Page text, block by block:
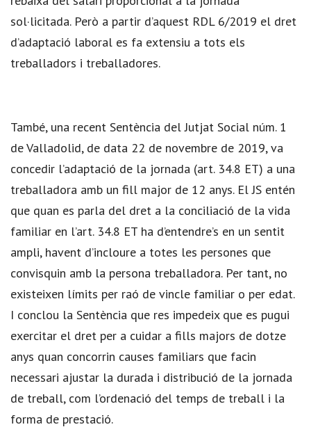
sol·licitada. Però a partir d’aquest RDL 6/2019 el dret
d’adaptació laboral es fa extensiu a tots els
treballadors i treballadores.
També, una recent Sentència del Jutjat Social núm. 1
de Valladolid, de data 22 de novembre de 2019, va
concedir l’adaptació de la jornada (art. 34.8 ET) a una
treballadora amb un fill major de 12 anys. El JS entén
que quan es parla del dret a la conciliació de la vida
familiar en l’art. 34.8 ET ha d’entendre’s en un sentit
ampli, havent d’incloure a totes les persones que
convisquin amb la persona treballadora. Per tant, no
existeixen límits per raó de vincle familiar o per edat.
I conclou la Sentència que res impedeix que es pugui
exercitar el dret per a cuidar a fills majors de dotze
anys quan concorrin causes familiars que facin
necessari ajustar la durada i distribució de la jornada
de treball, com l’ordenació del temps de treball i la
forma de prestació.